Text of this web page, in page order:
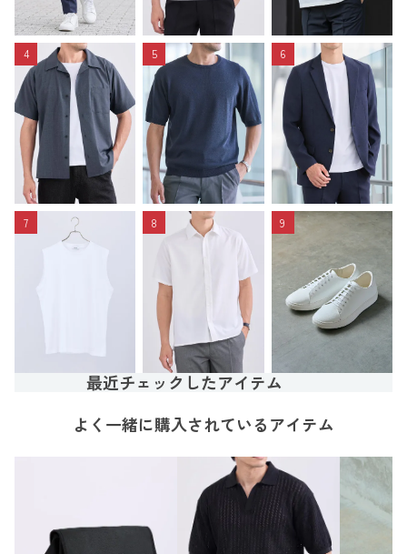
4 5 6
7 8 9
最近チェックしたアイテム
よく一緒に購入されているアイテム